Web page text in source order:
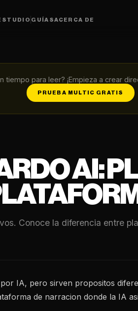
GUÍASACERCA DE
tiempo para leer? ¡Empieza a crear
PRUEBA MULTIC GRATIS
AI:
Conoce la diferencia entre
IA, pero sirven propositos
de narracion donde la IA